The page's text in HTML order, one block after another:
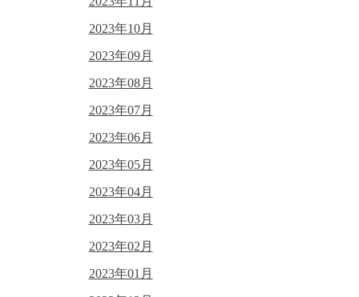
2023年10月
2023年09月
2023年08月
2023年07月
2023年06月
2023年05月
2023年04月
2023年03月
2023年02月
2023年01月